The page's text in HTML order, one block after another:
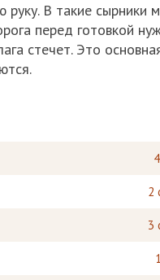
руку. В такие
перед готовкой
стечет. Это
2
3